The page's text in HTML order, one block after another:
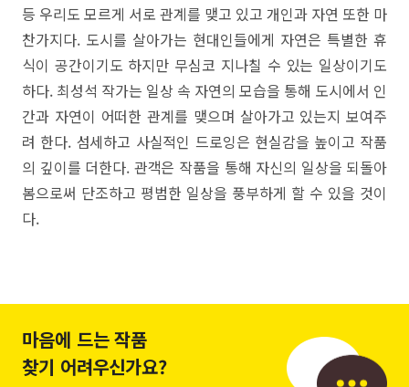
등 우리도 모르게 서로 관계를 맺고 있고 개인과 자연 또한 마
찬가지다. 도시를 살아가는 현대인들에게 자연은 특별한 휴
식이 공간이기도 하지만 무심코 지나칠 수 있는 일상이기도
하다. 최성석 작가는 일상 속 자연의 모습을 통해 도시에서 인
간과 자연이 어떠한 관계를 맺으며 살아가고 있는지 보여주
려 한다. 섬세하고 사실적인 드로잉은 현실감을 높이고 작품
의 깊이를 더한다. 관객은 작품을 통해 자신의 일상을 되돌아
봄으로써 단조하고 평범한 일상을 풍부하게 할 수 있을 것이
다.
마음에 드는 작품
찾기 어려우신가요?